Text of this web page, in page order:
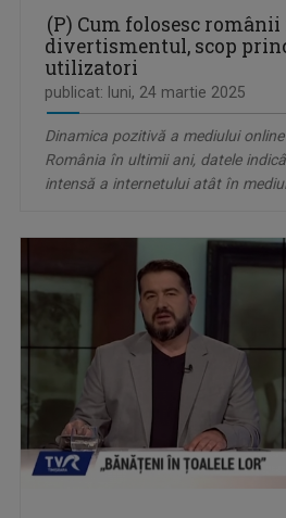
(P) Cum folosesc
divertismentul, scop
utilizatori
publicat: luni, 24 martie 2025
Dinamica pozitivă a mediului
România în ultimii ani, datele
intensă a internetului atât în